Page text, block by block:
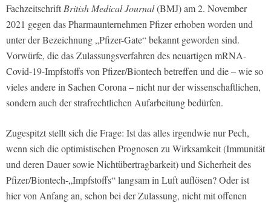
FachzeitschriftBritish Medical Journal(BMJ) am 2. November
2021 gegen das Pharmaunternehmen Pfizer erhoben worden und
unter der Bezeichnung „Pfizer-Gate“ bekannt geworden sind.
Vorwürfe, die das Zulassungsverfahren des neuartigen mRNA-
Covid-19-Impfstoffs von Pfizer/Biontech betreffen und die – wie so
vieles andere in Sachen Corona – nicht nur der wissenschaftlichen,
sondern auch der strafrechtlichen Aufarbeitung bedürfen.
Zugespitzt stellt sich die Frage: Ist das alles irgendwie nur Pech,
wenn sich die optimistischen Prognosen zu Wirksamkeit (Immunität
und deren Dauer sowie Nichtübertragbarkeit) und Sicherheit des
Pfizer/Biontech-„Impfstoffs“ langsam in Luft auflösen? Oder ist
hier von Anfang an, schon bei der Zulassung, nicht mit offenen